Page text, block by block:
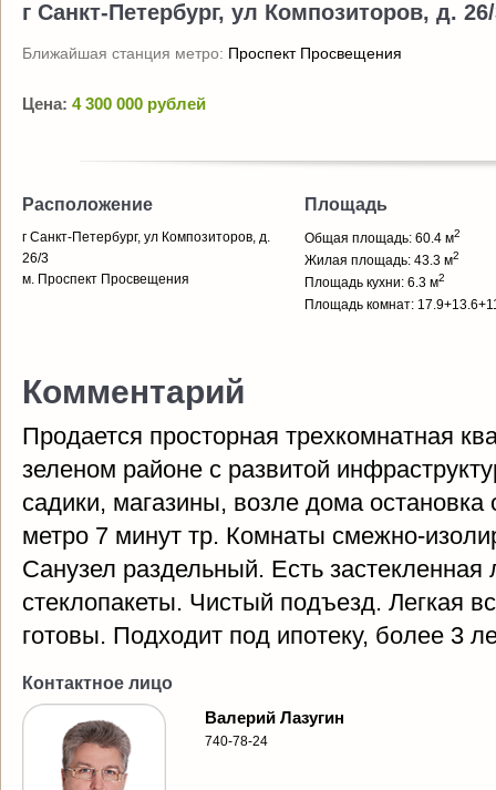
г Санкт-Петербург, ул Композиторов, д.
Ближайшая станция метро: Проспект Просвещения
Цена: 4 300 000 рублей
Расположение
г Санкт-Петербург, ул Композиторов, д.
26/3
м. Проспект Просвещения
Площадь
Общая площадь: 60.4 м2
Жилая площадь: 43.3 м2
Площадь кухни: 6.3 м2
Площадь комнат:
Комментарий
Продается просторная трехкомнатная
зеленом районе с развитой
садики, магазины, возле дома
метро 7 минут тр. Комнаты смежно-
Санузел раздельный. Есть
стеклопакеты. Чистый подъезд. Легкая
готовы. Подходит под ипотеку, более 3
Контактное лицо
Валерий Лазугин
740-78-24